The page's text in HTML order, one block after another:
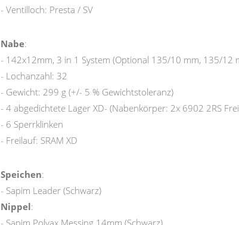
- Ventilloch: Presta / SV
Nabe:
- 142x12mm, 3 in 1 System (Optional 135/10 mm, 135/12
- Lochanzahl: 32
- Gewicht: 299 g (+/- 5 % Gewichtstoleranz)
- 4 abgedichtete Lager XD- (Nabenkörper: 2x 6902 2RS
- 6 Sperrklinken
- Freilauf: SRAM XD
Speichen:
- Sapim Leader (Schwarz)
Nippel:
- Sapim Polyax Messing 14mm (Schwarz)